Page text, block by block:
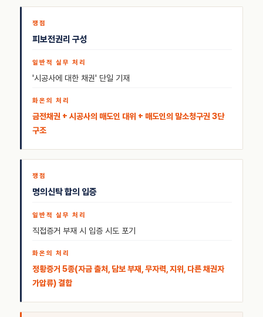
피보전권리 구성
'시공사에 대한 채권' 단일 기재
금전채권 + 시공사의 매도인 대위 + 매도인의 말소청구권 3단
구조
명의신탁 합의 입증
직접증거 부재 시 입증 시도 포기
정황증거 5종(자금 출처, 담보 부재, 무자력, 지위, 다른 채권자
가압류) 결합